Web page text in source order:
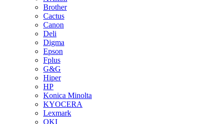
Brother
Cactus
Canon
Deli
Digma
Epson
Fplus
G&G
Hiper
HP
Konica Minolta
KYOCERA
Lexmark
OKI